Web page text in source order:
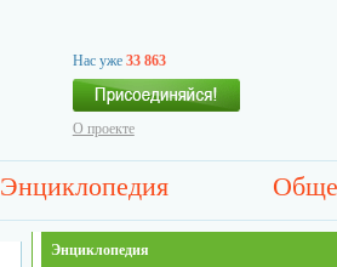
Нас уже 33 863
О проекте
Энциклопедия
Энциклопедия